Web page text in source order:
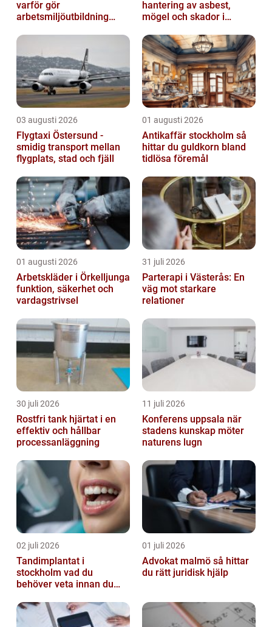
varför gör
arbetsmiljöutbildning
hantering av asbest,
mögel och skador i
03 augusti 2026
Flygtaxi Östersund -
smidig transport mellan
flygplats, stad och fjäll
01 augusti 2026
Antikaffär stockholm så
hittar du guldkorn bland
tidlösa föremål
01 augusti 2026
Arbetskläder i Örkelljunga
funktion, säkerhet och
vardagstrivsel
31 juli 2026
Parterapi i Västerås: En
väg mot starkare
relationer
30 juli 2026
Rostfri tank hjärtat i en
effektiv och hållbar
processanläggning
11 juli 2026
Konferens uppsala när
stadens kunskap möter
naturens lugn
02 juli 2026
Tandimplantat i
stockholm vad du
behöver veta innan du
01 juli 2026
Advokat malmö så hittar
du rätt juridisk hjälp